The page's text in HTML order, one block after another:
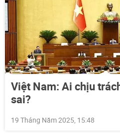
Việt Nam: Ai chịu
sai?
19 Tháng Năm 2025, 15:48